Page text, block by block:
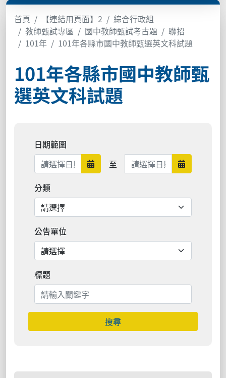
首頁 【連結用頁面】2
綜合行政組
教師甄試專區
國中教師甄試考古題
聯招
101年
101年各縣市國中教師甄選英文科試題
101年各縣市國中教師甄
選英文科試題
日期範圍
日期範圍開始
至 日期範圍結束 日期範圍
分類
公告單位
標題
搜尋